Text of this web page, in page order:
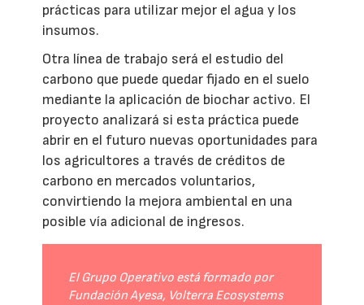
prácticas para utilizar mejor el agua y los
insumos.
Otra línea de trabajo será el estudio del
carbono que puede quedar fijado en el suelo
mediante la aplicación de biochar activo. El
proyecto analizará si esta práctica puede
abrir en el futuro nuevas oportunidades para
los agricultores a través de créditos de
carbono en mercados voluntarios,
convirtiendo la mejora ambiental en una
posible vía adicional de ingresos.
El Grupo Operativo está formado por
Fundación Ayesa, Volterra Ecosystems